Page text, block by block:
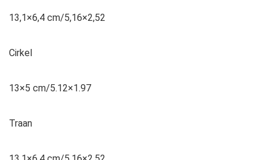
13,1×6,4 cm/5,16×2,52
Cirkel
13×5 cm/5.12×1.97
Traan